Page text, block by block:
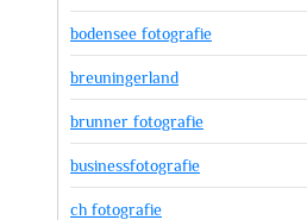
bodensee fotografie
breuningerland
brunner fotografie
businessfotografie
ch fotografie